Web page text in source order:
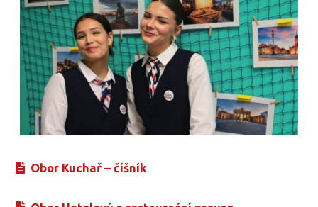
Obor Kuchař – číšník